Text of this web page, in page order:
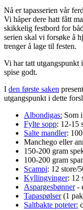
Nå er tapasserien vår
Vi håper dere hatt fått
skikkelig festbord for
serien skal vi forsøke å
trenger å lage til festen.
Vi har tatt utgangspunkt
spise godt.
I den første saken
utgangspunkt i dette
Albondigas: Som
Fylte sopp: 12-15
Salte mandler:
Manchego eller
150-200 gram
100-200 gram
Scampi: 12 store/
Kyllingvinger: 12
Aspargesbønner-
Tapaspølser(1
Saltbakte poteter: